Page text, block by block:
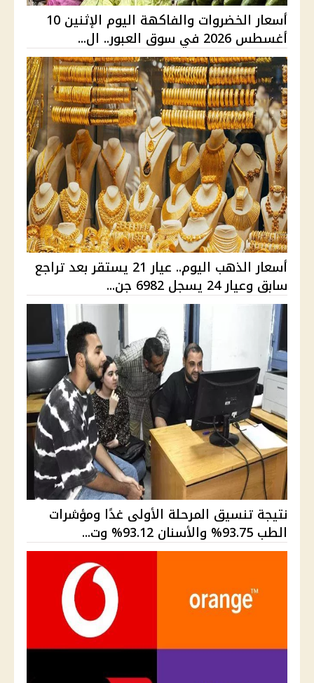
أسعار الخضروات والفاكهة اليوم الإثنين 10
أغسطس 2026 في سوق العبور.. ال...
أسعار الذهب اليوم.. عيار 21 يستقر بعد تراجع
سابق وعيار 24 يسجل 6982 جن...
نتيجة تنسيق المرحلة الأولى غدًا ومؤشرات
الطب 93.75% والأسنان 93.12% وت...